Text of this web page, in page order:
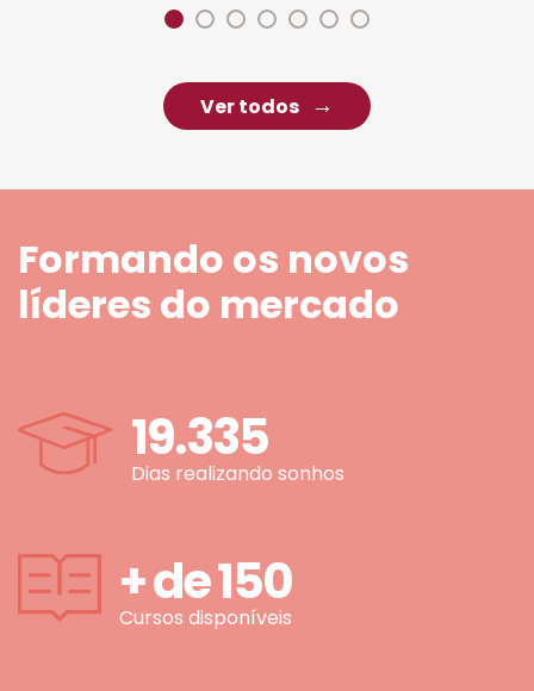
Ver todos
Formando os novos
líderes do mercado
19.335
Dias realizando sonhos
+ de150
Cursos disponíveis